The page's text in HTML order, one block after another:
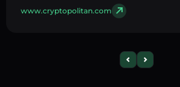
www.cryptopolitan.com